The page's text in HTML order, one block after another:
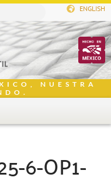
ENGLISH
NUESTRA
6-OP1-